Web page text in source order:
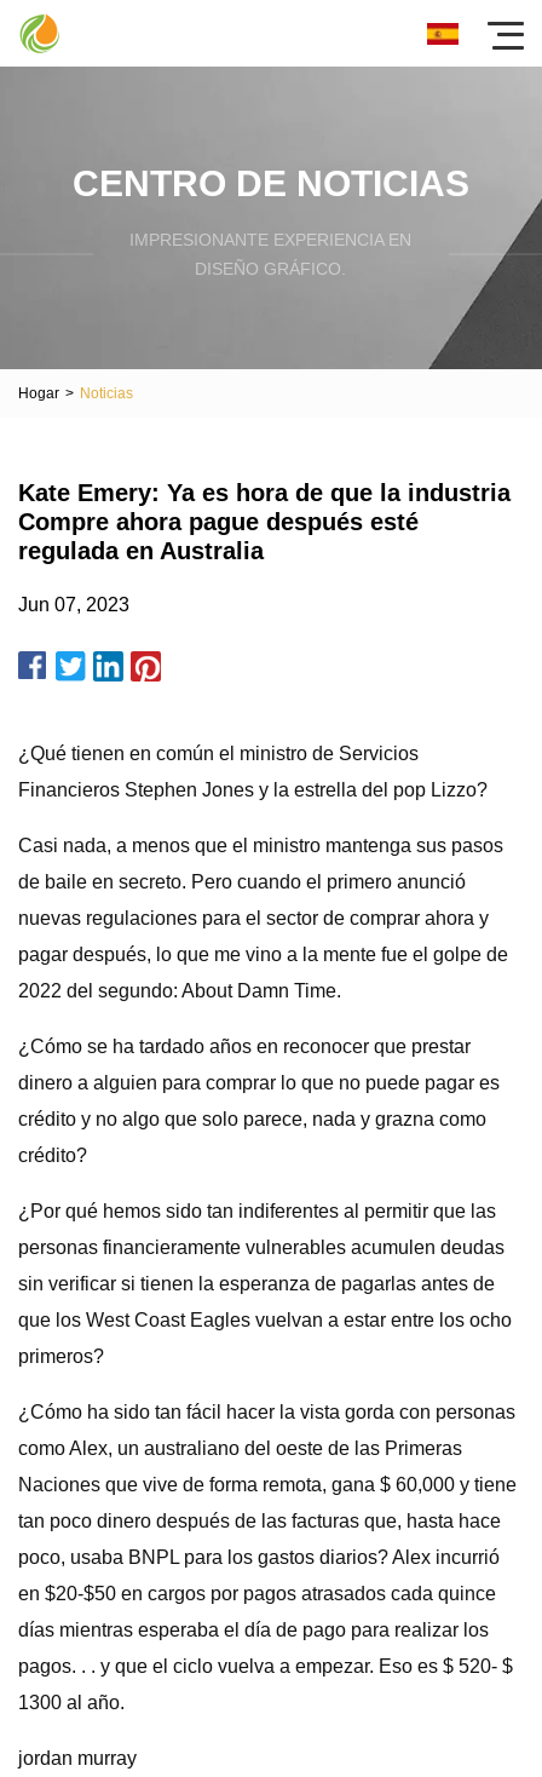
CENTRO DE NOTICIAS
IMPRESIONANTE EXPERIENCIA EN
DISEÑO GRÁFICO.
Hogar > Noticias
Kate Emery: Ya es hora de que la industria
Compre ahora pague después esté
regulada en Australia
Jun 07, 2023
¿Qué tienen en común el ministro de Servicios
Financieros Stephen Jones y la estrella del pop Lizzo?
Casi nada, a menos que el ministro mantenga sus pasos
de baile en secreto. Pero cuando el primero anunció
nuevas regulaciones para el sector de comprar ahora y
pagar después, lo que me vino a la mente fue el golpe de
2022 del segundo: About Damn Time.
¿Cómo se ha tardado años en reconocer que prestar
dinero a alguien para comprar lo que no puede pagar es
crédito y no algo que solo parece, nada y grazna como
crédito?
¿Por qué hemos sido tan indiferentes al permitir que las
personas financieramente vulnerables acumulen deudas
sin verificar si tienen la esperanza de pagarlas antes de
que los West Coast Eagles vuelvan a estar entre los ocho
primeros?
¿Cómo ha sido tan fácil hacer la vista gorda con personas
como Alex, un australiano del oeste de las Primeras
Naciones que vive de forma remota, gana $ 60,000 y tiene
tan poco dinero después de las facturas que, hasta hace
poco, usaba BNPL para los gastos diarios? Alex incurrió
en $20-$50 en cargos por pagos atrasados ​​cada quince
días mientras esperaba el día de pago para realizar los
pagos. . . y que el ciclo vuelva a empezar. Eso es $ 520- $
1300 al año.
jordan murray